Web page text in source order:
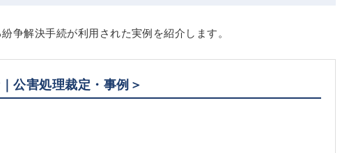
争解決手続が利用された実例を紹介します。
公害処理裁定・事例＞